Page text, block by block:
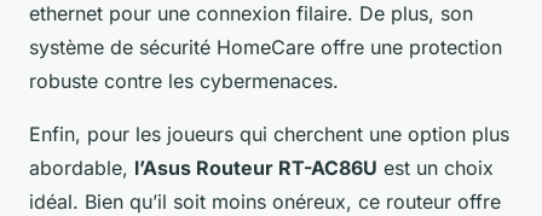
ethernet pour une connexion filaire. De plus, son
système de sécurité HomeCare offre une protection
robuste contre les cybermenaces.
Enfin, pour les joueurs qui cherchent une option plus
abordable, l’Asus Routeur RT-AC86U est un choix
idéal. Bien qu’il soit moins onéreux, ce routeur offre